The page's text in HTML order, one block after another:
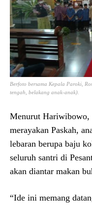
Berfoto bersama Kepala Paroki,
tengah, belakang anak-anak).
Menurut Hariwibowo,
merayakan Paskah,
lebaran berupa baju
seluruh santri di
akan diantar makan
“Ide ini memang